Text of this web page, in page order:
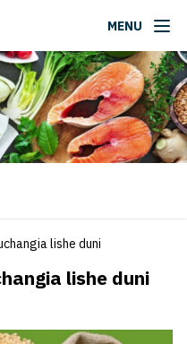
MENU
lishe duni
lishe duni